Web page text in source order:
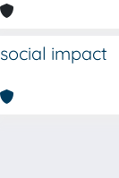
social impact